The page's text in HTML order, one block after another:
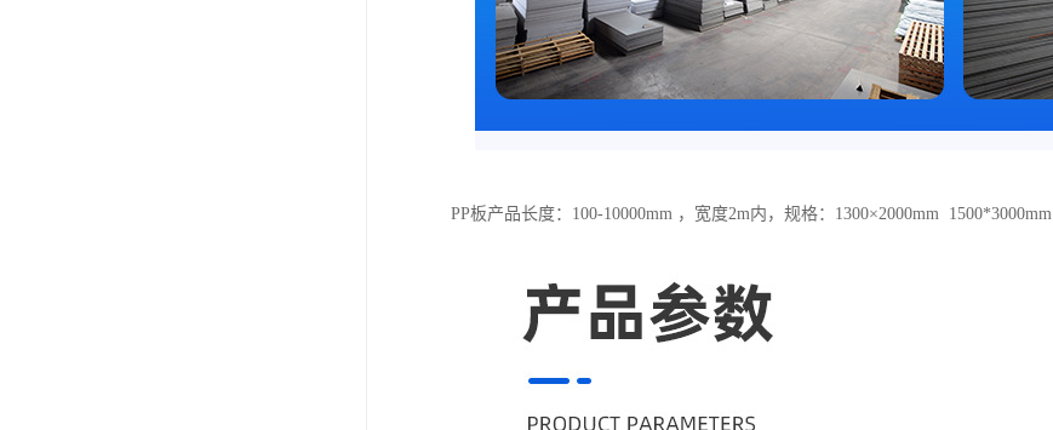
PP板产品长度：100-10000mm ，宽度2m内，规格：1300×2000mm 1500*3000mm